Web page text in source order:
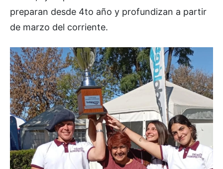
preparan desde 4to año y profundizan a partir
de marzo del corriente.